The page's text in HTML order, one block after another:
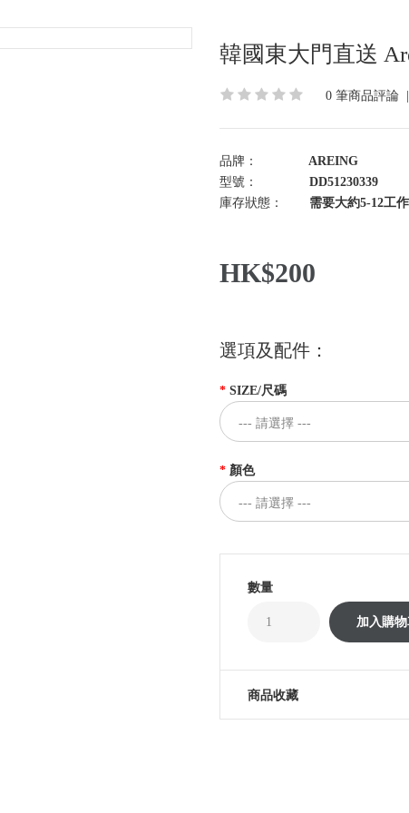
韓國東大門直送
0 筆商品評論
品牌：
AREING
型號：
DD51230339
庫存狀態：
需要大約5-12工
HK$200
選項及配件：
SIZE/尺碼
顏色
數量
商品收藏